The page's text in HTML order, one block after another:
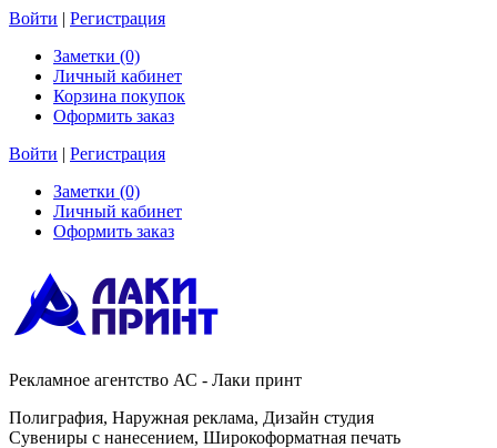
Войти | Регистрация
Заметки (0)
Личный кабинет
Корзина покупок
Оформить заказ
Войти | Регистрация
Заметки (0)
Личный кабинет
Оформить заказ
Рекламное агентство АС - Лаки принт
Полиграфия, Наружная реклама, Дизайн студия
Сувениры с нанесением, Широкоформатная печать